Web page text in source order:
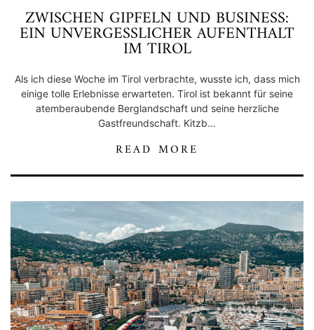
ZWISCHEN GIPFELN UND BUSINESS:
EIN UNVERGESSLICHER AUFENTHALT
IM TIROL
Als ich diese Woche im Tirol verbrachte, wusste ich, dass mich
einige tolle Erlebnisse erwarteten. Tirol ist bekannt für seine
atemberaubende Berglandschaft und seine herzliche
Gastfreundschaft. Kitzb…
READ MORE